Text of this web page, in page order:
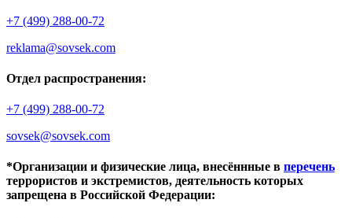
+7 (499) 288-00-72
reklama@sovsek.com
Отдел распространения:
+7 (499) 288-00-72
sovsek@sovsek.com
*Организации и физические лица, внесённные в перечень
террористов и экстремистов, деятельность которых
запрещена в Российской Федерации: